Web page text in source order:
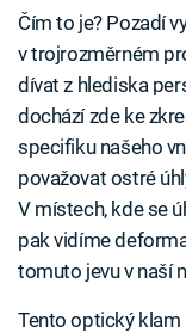
Čím to je? Pozadí
v trojrozměrném
dívat z hlediska
dochází zde ke
specifiku našeho
považovat ostré
V místech, kde se
pak vidíme
tomuto jevu v naší
Tento optický klam